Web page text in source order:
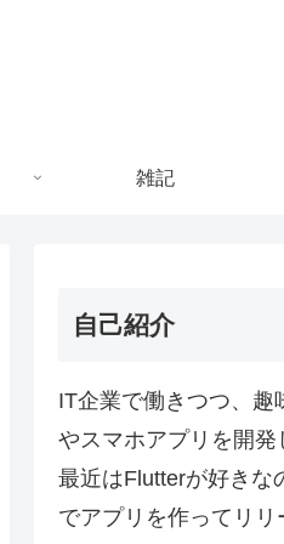
雑記
自己紹介
IT企業で働きつつ、趣
やスマホアプリを開発
最近はFlutterが好きな
でアプリを作ってリリ